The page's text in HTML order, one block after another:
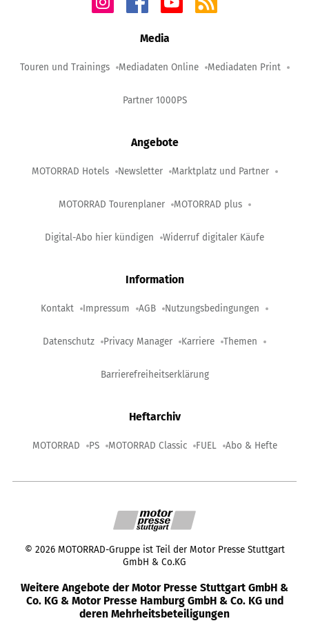
Media
Touren und Trainings Mediadaten Online Mediadaten Print
Partner 1000PS
Angebote
MOTORRAD Hotels Newsletter Marktplatz und Partner
MOTORRAD Tourenplaner MOTORRAD plus
Digital-Abo hier kündigen Widerruf digitaler Käufe
Information
Kontakt Impressum AGB Nutzungsbedingungen
Datenschutz Privacy Manager Karriere Themen
Barrierefreiheitserklärung
Heftarchiv
MOTORRAD PS MOTORRAD Classic FUEL Abo & Hefte
© 2026 MOTORRAD-Gruppe ist Teil der Motor Presse Stuttgart
GmbH & Co.KG
Weitere Angebote der Motor Presse Stuttgart GmbH &
Co. KG & Motor Presse Hamburg GmbH & Co. KG und
deren Mehrheitsbeteiligungen